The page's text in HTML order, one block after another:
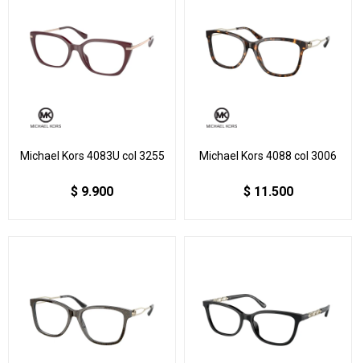
Michael Kors 4083U col 3255
$ 9.900
Michael Kors 4088 col 3006
$ 11.500